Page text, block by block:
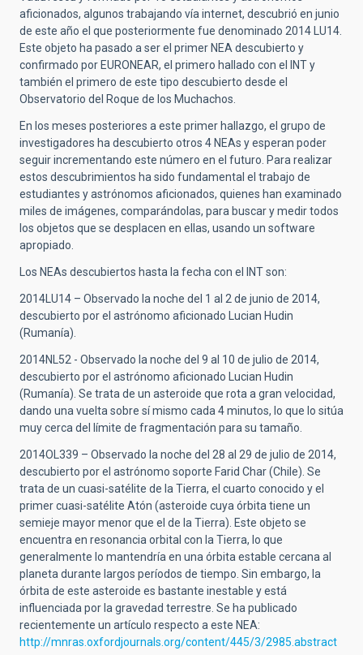
aficionados, algunos trabajando vía internet, descubrió en junio
de este año el que posteriormente fue denominado 2014 LU14.
Este objeto ha pasado a ser el primer NEA descubierto y
confirmado por EURONEAR, el primero hallado con el INT y
también el primero de este tipo descubierto desde el
Observatorio del Roque de los Muchachos.
En los meses posteriores a este primer hallazgo, el grupo de
investigadores ha descubierto otros 4 NEAs y esperan poder
seguir incrementando este número en el futuro. Para realizar
estos descubrimientos ha sido fundamental el trabajo de
estudiantes y astrónomos aficionados, quienes han examinado
miles de imágenes, comparándolas, para buscar y medir todos
los objetos que se desplacen en ellas, usando un software
apropiado.
Los NEAs descubiertos hasta la fecha con el INT son:
2014LU14 – Observado la noche del 1 al 2 de junio de 2014,
descubierto por el astrónomo aficionado Lucian Hudin
(Rumanía).
2014NL52 - Observado la noche del 9 al 10 de julio de 2014,
descubierto por el astrónomo aficionado Lucian Hudin
(Rumanía). Se trata de un asteroide que rota a gran velocidad,
dando una vuelta sobre sí mismo cada 4 minutos, lo que lo sitúa
muy cerca del límite de fragmentación para su tamaño.
2014OL339 – Observado la noche del 28 al 29 de julio de 2014,
descubierto por el astrónomo soporte Farid Char (Chile). Se
trata de un cuasi-satélite de la Tierra, el cuarto conocido y el
primer cuasi-satélite Atón (asteroide cuya órbita tiene un
semieje mayor menor que el de la Tierra). Este objeto se
encuentra en resonancia orbital con la Tierra, lo que
generalmente lo mantendría en una órbita estable cercana al
planeta durante largos períodos de tiempo. Sin embargo, la
órbita de este asteroide es bastante inestable y está
influenciada por la gravedad terrestre. Se ha publicado
recientemente un artículo respecto a este NEA:
http://mnras.oxfordjournals.org/content/445/3/2985.abstract